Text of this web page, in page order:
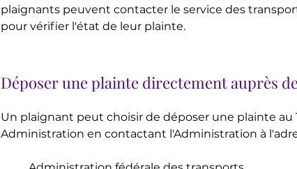
plaignants peuvent contacter le service des
pour vérifier l'état de leur plainte.
Déposer une plainte directement auprès
Un plaignant peut choisir de déposer une plainte au
Administration en contactant l'Administration à